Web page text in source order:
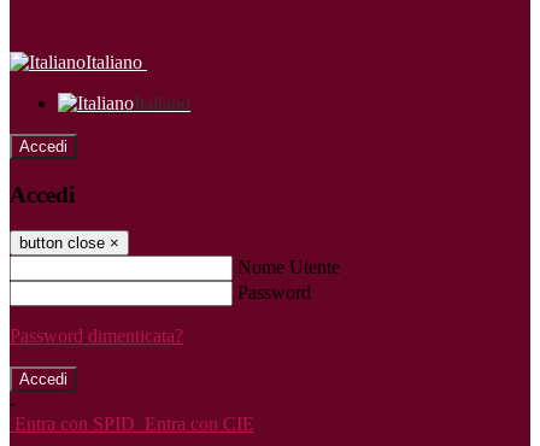
Italiano
Italiano
Accedi
Accedi
button close ×
Nome Utente
Password
Password dimenticata?
-
Entra con SPID Entra con CIE